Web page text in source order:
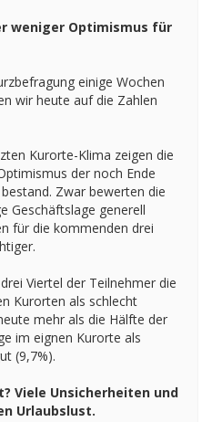
weniger Optimismus für
einige Wochen
wir heute auf die Zahlen
Kurorte-Klima zeigen die
der noch Ende
Zwar bewerten die
Geschäftslage generell
für die kommenden drei
Viertel der Teilnehmer die
Kurorten als schlecht
mehr als die Hälfte der
im eignen Kurorte als
(9,7%).
Viele Unsicherheiten und
Urlaubslust.